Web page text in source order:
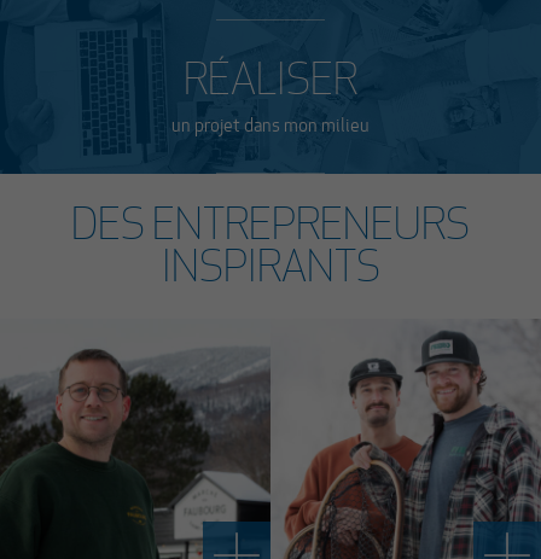
RÉALISER
un projet dans mon milieu
DES ENTREPRENEURS
INSPIRANTS